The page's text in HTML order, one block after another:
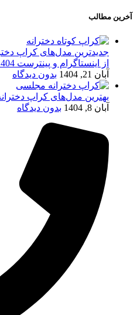
آخرین مطالب
از اینستاگرام و پینترست 1404
آبان 21, 1404
بدون دیدگاه
بهترین مدل‌های کراپ دخترانه
آبان 8, 1404
بدون دیدگاه